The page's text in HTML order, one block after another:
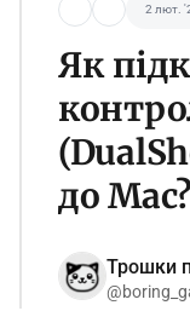
2 лют.
Як
до Mac?
Трошки